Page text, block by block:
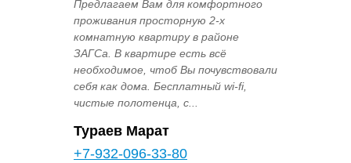
Предлагаем Вам для комфортного
проживания просторную 2-х
комнатную квартиру в районе
ЗАГСа. В квартире есть всё
необходимое, чтоб Вы почувствовали
себя как дома. Бесплатный wi-fi,
чистые полотенца, с...
Тураев Марат
+7-932-096-33-80